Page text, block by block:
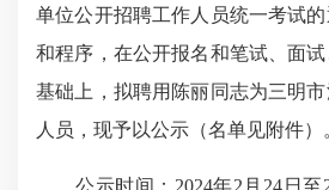
单位公开招聘工作人员统一考试
和程序，在公开报名和笔试、面
基础上，拟聘用陈丽同志为三明
人员，现予以公示（名单见附件）
公示时间：2024年2月24日至